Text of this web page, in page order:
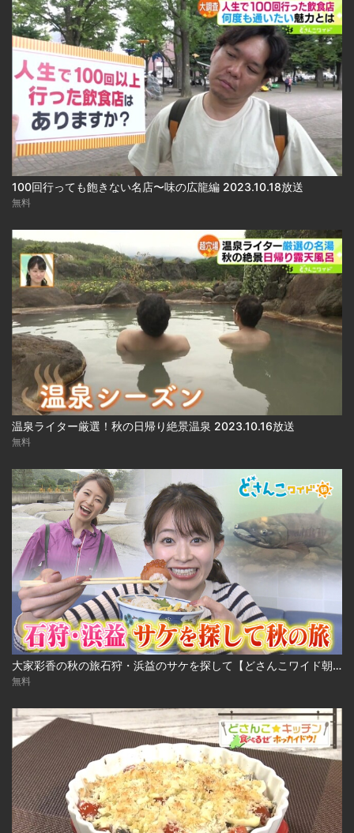
100回行っても飽きない名店〜味の広龍編 2023.10.18放送
無料
温泉ライター厳選！秋の日帰り絶景温泉 2023.10.16放送
無料
大家彩香の秋の旅石狩・浜益のサケを探して【どさんこワイド朝】 ※2023年10月3日 放送
無料